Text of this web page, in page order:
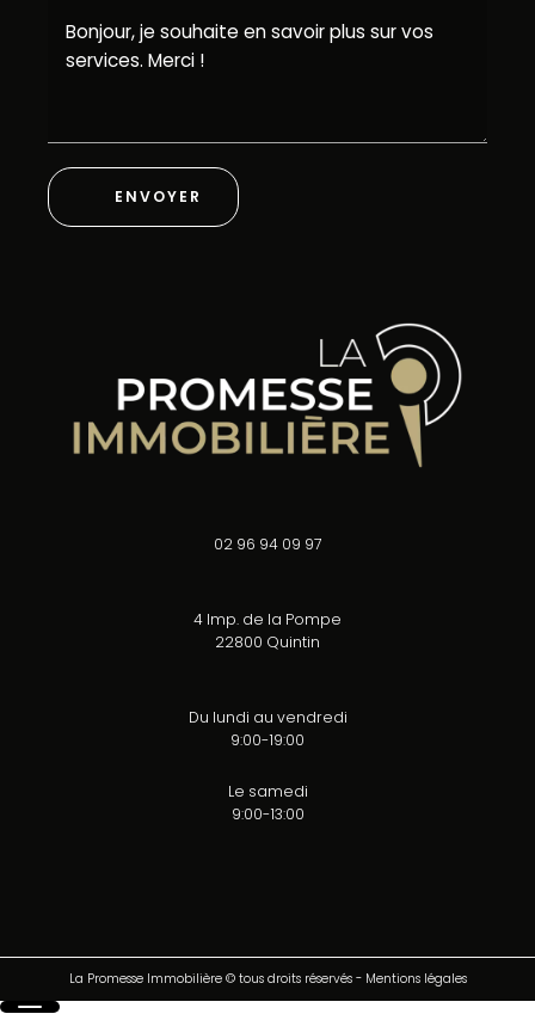
02 96 94 09 97
4 Imp. de la Pompe
22800 Quintin
Du lundi au vendredi
9:00-19:00
Le samedi
9:00-13:00
ENVOYER
La Promesse Immobilière © tous droits réservés- Mentions légales